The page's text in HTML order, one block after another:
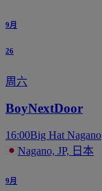
9月
26
周六
BoyNextDoor
16:00Big Hat Nagano
Nagano, JP, 日本
9月